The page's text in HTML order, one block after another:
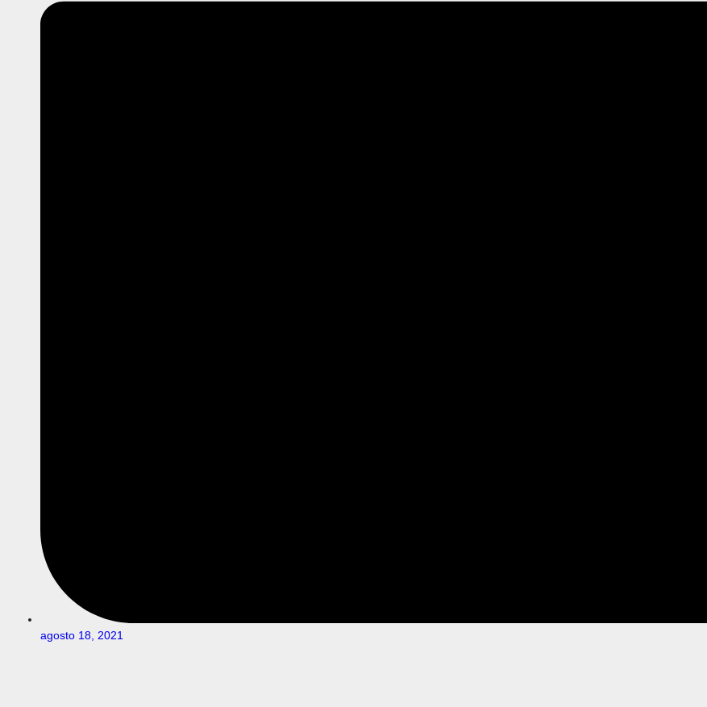
agosto 18, 2021